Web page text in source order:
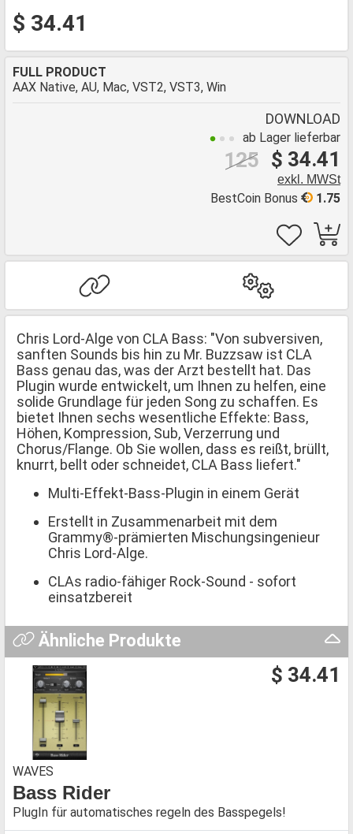
$ 34.41
FULL PRODUCT
AAX Native, AU, Mac, VST2, VST3, Win
DOWNLOAD
ab Lager lieferbar
$ 34.41
125
exkl. MWSt
1.75
BestCoin Bonus
Chris Lord-Alge von CLA Bass: "Von subversiven,
sanften Sounds bis hin zu Mr. Buzzsaw ist CLA
Bass genau das, was der Arzt bestellt hat. Das
Plugin wurde entwickelt, um Ihnen zu helfen, eine
solide Grundlage für jeden Song zu schaffen. Es
bietet Ihnen sechs wesentliche Effekte: Bass,
Höhen, Kompression, Sub, Verzerrung und
Chorus/Flange. Ob Sie wollen, dass es reißt, brüllt,
knurrt, bellt oder schneidet, CLA Bass liefert."
Multi-Effekt-Bass-Plugin in einem Gerät
Erstellt in Zusammenarbeit mit dem
Grammy®-prämierten Mischungsingenieur
Chris Lord-Alge.
CLAs radio-fähiger Rock-Sound - sofort
einsatzbereit
Ähnliche Produkte
$ 34.41
WAVES
Bass Rider
PlugIn für automatisches regeln des Basspegels!